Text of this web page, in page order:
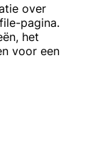
over
pagina.
het
voor een